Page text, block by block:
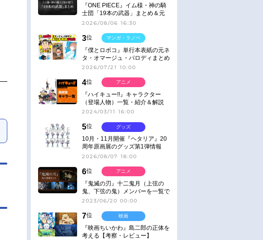
『ONE PIECE』イム様・神の騎
士団「19本の武器」まとめ＆元
ネタ
2026/08/06 16:30
3位
『僕とロボコ』単行本表紙の元ネ
タ・オマージュ・パロディまとめ
2026/07/21 10:00
マンガ・ラノベ
4位
『ハイキュー!!』キャラクター
（登場人物）一覧・紹介＆解説
2024/03/11 16:00
アニメ
5位
10月・11月開催『ヘタリア』20
周年原画展のグッズ第1弾情報
2026/08/07 18:00
グッズ
6位
『鬼滅の刃』十二鬼月（上弦の
鬼、下弦の鬼）メンバーを一覧で
紹介＆解説（登場鬼の情報まと
2023/06/20 00:00
アニメ
7位
『映画ちいかわ』島二郎の正体を
考える【考察・レビュー】
映画